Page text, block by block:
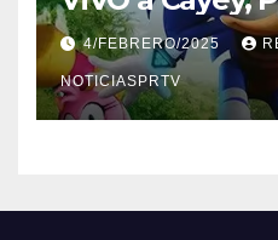
Barceloneta y
Relojes gratis
compre
4/FEBRERO/2025
NOTICIASPRTV